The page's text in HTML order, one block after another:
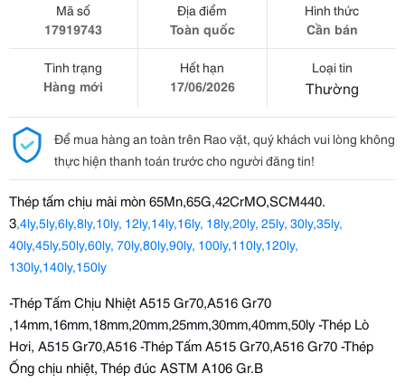
Mã số
17919743
Địa điểm
Toàn quốc
Hình thức
Cần bán
Tình trạng
Hàng mới
Hết hạn
17/06/2026
Loại tin
Thường
Để mua hàng an toàn trên Rao vặt, quý khách vui lòng không
thực hiện thanh toán trước cho người đăng tin!
Thép tấm chịu mài mòn 65Mn,65G,42CrMO,SCM440.
3,4ly,5ly,6ly,8ly,10ly, 12ly,14ly,16ly, 18ly,20ly, 25ly, 30ly,35ly,
40ly,45ly,50ly,60ly, 70ly,80ly,90ly, 100ly,110ly,120ly,
130ly,140ly,150ly
-Thép Tấm Chịu Nhiệt A515 Gr70,A516 Gr70
,14mm,16mm,18mm,20mm,25mm,30mm,40mm,50ly -Thép Lò
Hơi, A515 Gr70,A516 -Thép Tấm A515 Gr70,A516 Gr70 -Thép
Ống chịu nhiệt, Thép đúc ASTM A106 Gr.B